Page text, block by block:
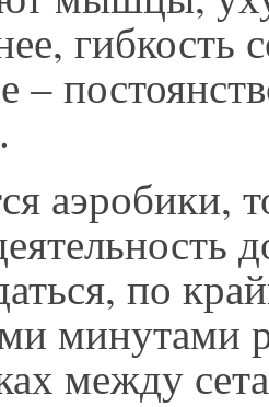
гибкость
–
аэробики,
по
минутами
между